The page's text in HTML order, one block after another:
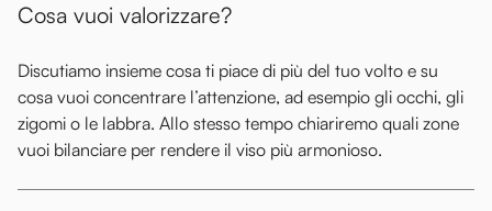
Cosa vuoi valorizzare?
Discutiamo insieme cosa ti piace di più del tuo volto e su
cosa vuoi concentrare l’attenzione, ad esempio gli occhi, gli
zigomi o le labbra. Allo stesso tempo chiariremo quali zone
vuoi bilanciare per rendere il viso più armonioso.